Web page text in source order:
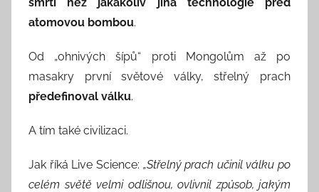
atomovou bombou.
Od „ohnivých šípů“ proti Mongolům až po
masakry první světové války, střelný prach
předefinoval válku.
A tím také civilizaci.
Jak říká Live Science: „Střelný prach učinil válku po
celém světě velmi odlišnou, ovlivnil způsob, jakým